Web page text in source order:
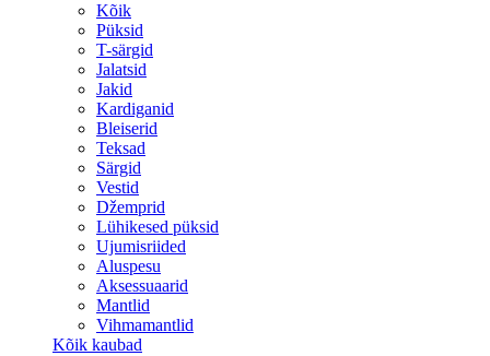
Kõik
Püksid
T-särgid
Jalatsid
Jakid
Kardiganid
Bleiserid
Teksad
Särgid
Vestid
Džemprid
Lühikesed püksid
Ujumisriided
Aluspesu
Aksessuaarid
Mantlid
Vihmamantlid
Kõik kaubad